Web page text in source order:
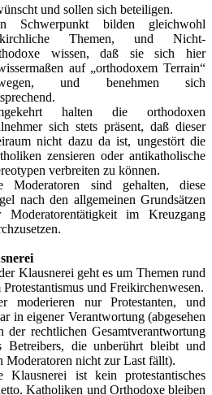
und sollen sich beteiligen.
Schwerpunkt bilden gleichwohl
Themen, und Nicht-
wissen, daß sie sich hier
auf „orthodoxem Terrain“
und benehmen sich
halten die orthodoxen
sich stets präsent, daß dieser
nicht dazu da ist, ungestört die
zensieren oder antikatholische
verbreiten zu können.
Moderatoren sind gehalten, diese
nach den allgemeinen Grundsätzen
Moderatorentätigkeit im Kreuzgang
Klausnerei geht es um Themen rund
Protestantismus und Freikirchenwesen.
moderieren nur Protestanten, und
in eigener Verantwortung (abgesehen
der rechtlichen Gesamtverantwortung
Betreibers, die unberührt bleibt und
Moderatoren nicht zur Last fällt).
Klausnerei ist kein protestantisches
Katholiken und Orthodoxe bleiben